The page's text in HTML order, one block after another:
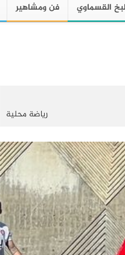
القسماوي فن ومشاهير
رياضة محلية